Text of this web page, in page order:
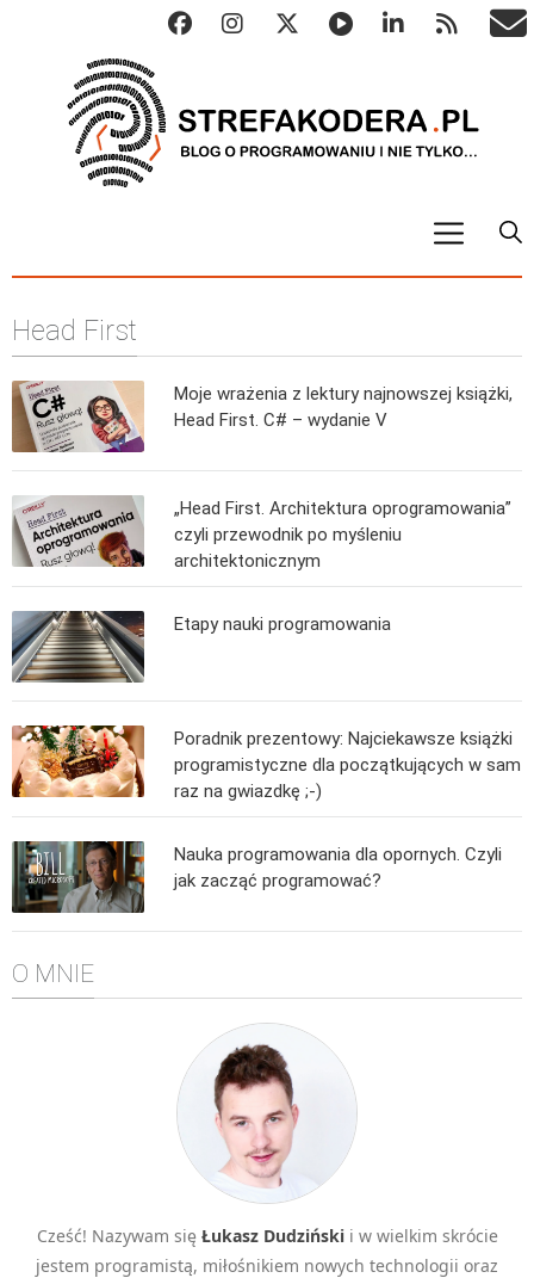
Metody numeryczne
Algorytmy konwersji
Algorytmy wyszukiwania
Pascal
WEB
.htaccess
HTML 5
JavaScript
WordPress
MOBILE
Android
KONTROLA WERSJI
Git
BAZY
SQL
Head First
Moje wrażenia z lektury najnowszej książki,
Head First. C# – wydanie V
„Head First. Architektura oprogramowania”
czyli przewodnik po myśleniu
architektonicznym
Etapy nauki programowania
Poradnik prezentowy: Najciekawsze książki
programistyczne dla początkujących w sam
raz na gwiazdkę ;-)
Nauka programowania dla opornych. Czyli
jak zacząć programować?
O MNIE
Cześć! Nazywam się Łukasz Dudzińskii w wielkim skrócie
jestem programistą, miłośnikiem nowych technologii oraz